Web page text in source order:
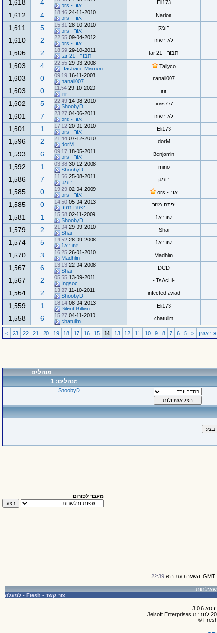
Eli173
אור - ors
4
1,618
Narion
24-11-2010
18:46
אור - ors
4
1,612
רומק 28-10-2010
15:31
אור - ors
5
1,611
לא רשום 09-04-2012
22:55
אור - ors
2
1,610
תבור - tar 21 29-10-2011
18:59
תבור - tar 21
2
1,606
Tallyco
29-03-2008
22:55
Hacham_Maimon
4
1,603
nanali007
16-11-2008
09:19
nanali007
0
1,603
irir
29-10-2020
11:54
irir
0
1,603
tiras777
14-08-2010
22:49
ShoobyD
5
1,602
לא רשום 04-06-2011
23:27
אור - ors
7
1,601
Eli173
20-01-2010
17:12
אור - ors
1
1,601
dorM
07-12-2010
21:44
dorM
2
1,596
Benjamin
18-05-2011
09:17
אור - ors
6
1,593
-mino-
30-12-2008
03:38
ShoobyD
1
1,592
רומק 25-08-2011
11:56
רומק
7
1,586
אור - ors
02-04-2009
19:29
אור - ors
0
1,585
יפתח מזור 05-04-2013
14:50
יפתח מזור
0
1,585
שונרא1 02-11-2009
15:58
ShoobyD
1
1,581
Shai
29-09-2010
21:04
Shai
2
1,579
שונרא1 28-09-2008
14:52
שונרא1
5
1,574
Madhim
26-01-2010
16:25
Madhim
3
1,570
DCD
22-04-2008
13:13
Shai
6
1,567
-TsAcHi -
13-09-2011
05:55
Ingsoc
2
1,567
infected aviad
11-10-2011
13:27
ShoobyD
2
1,564
Eli173
08-04-2013
18:14
Silent Gillian
1
1,559
chatulim
04-11-2010
15:27
chatulim
6
1,558
«ראשון <
5
6
7
8
9
10
11
12
13
14
15
16
17
18
19
20
21
22
23
>
מנהלים
מנהלים: 1
ShoobyD
מעבר לפורום
22:39
צור קשר -
Fresh
- למעלה